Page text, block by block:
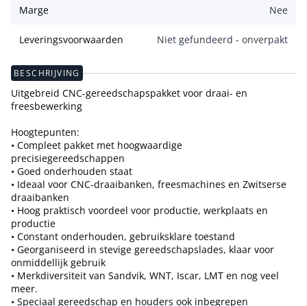
Marge Nee
Leveringsvoorwaarden Niet gefundeerd - onverpakt
BESCHRIJVING
Uitgebreid CNC-gereedschapspakket voor draai- en
freesbewerking
Hoogtepunten:
• Compleet pakket met hoogwaardige
precisiegereedschappen
• Goed onderhouden staat
• Ideaal voor CNC-draaibanken, freesmachines en Zwitserse
draaibanken
• Hoog praktisch voordeel voor productie, werkplaats en
productie
• Constant onderhouden, gebruiksklare toestand
• Georganiseerd in stevige gereedschapslades, klaar voor
onmiddellijk gebruik
• Merkdiversiteit van Sandvik, WNT, Iscar, LMT en nog veel
meer.
• Speciaal gereedschap en houders ook inbegrepen